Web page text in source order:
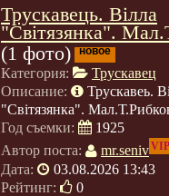
Трускавець. Вілла
"Світязянка".
(1 фото)
новое
Категория:
Трускавец
Описание:
Трускавеь.
"Світязянка".
Год съемки:
1925
Автор поста:
mr.senivVIP
Дата:
03.08.2026 13:43
Рейтинг:
0